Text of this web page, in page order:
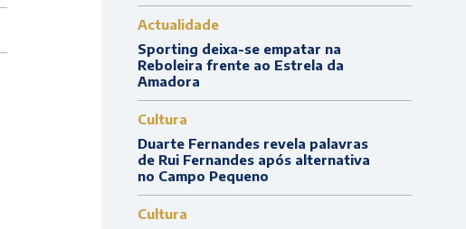
Actualidade
Sporting deixa-se empatar na
Reboleira frente ao Estrela da
Amadora
Cultura
Duarte Fernandes revela palavras
de Rui Fernandes após alternativa
no Campo Pequeno
Cultura